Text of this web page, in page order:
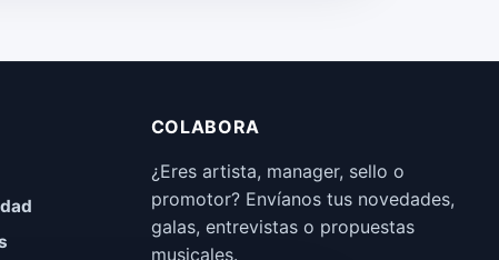
COLABORA
¿Eres artista, manager, sello o
promotor? Envíanos tus novedades,
galas, entrevistas o propuestas
musicales.